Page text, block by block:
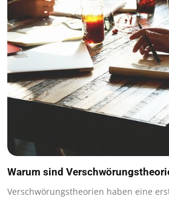
Warum sind
Verschwörungstheorien haben eine